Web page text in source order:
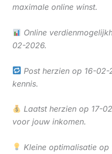
maximale online winst.
Online
02-2026.
Post herzien op 16-
kennis.
Laatst herzien op 17-
voor jouw inkomen.
Kleine optimalisatie